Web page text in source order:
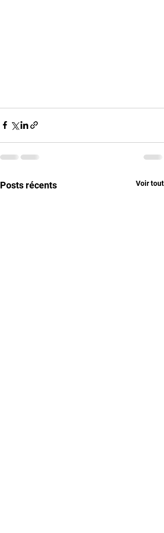
Posts récents Voir tout